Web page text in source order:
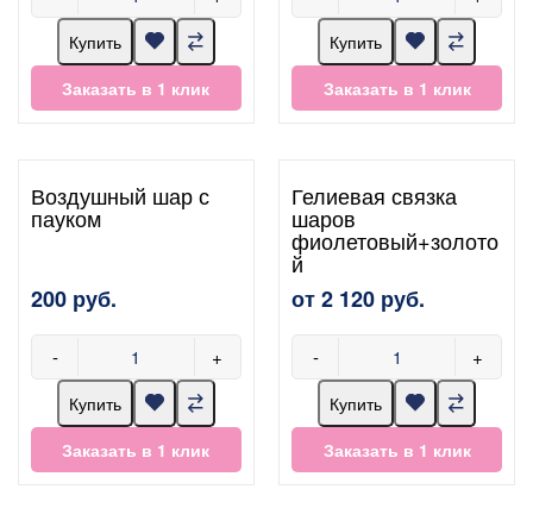
Купить
Заказать в 1 клик
Купить
Заказать в 1 клик
Воздушный шар с
пауком
200 руб.
- +
Купить
Заказать в 1 клик
Гелиевая связка
шаров
фиолетовый+золото
й
от 2 120 руб.
- +
Купить
Заказать в 1 клик